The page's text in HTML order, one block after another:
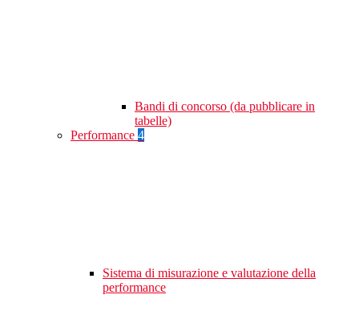
Bandi di concorso (da pubblicare in
tabelle)
Performance 4
Sistema di misurazione e valutazione della
performance